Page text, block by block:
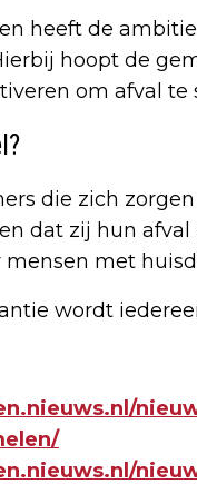
heeft de
hoopt de
om afval te
die zich
dat zij hun
met
wordt